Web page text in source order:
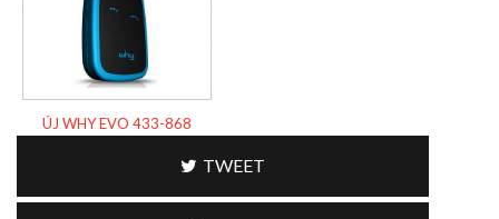
ÚJ WHY EVO 433-868
TWEET